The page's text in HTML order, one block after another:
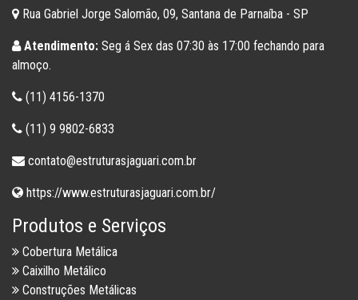
Rua Gabriel Jorge Salomão, 09, Santana de Parnaíba - SP
Atendimento: Seg á Sex das 07:30 às 17:00 fechando para
almoço.
(11) 4156-1370
(11) 9 9802-6833
contato@estruturasjaguari.com.br
https://www.estruturasjaguari.com.br/
Produtos e Serviços
Cobertura Metálica
Caixilho Metálico
Construções Metálicas